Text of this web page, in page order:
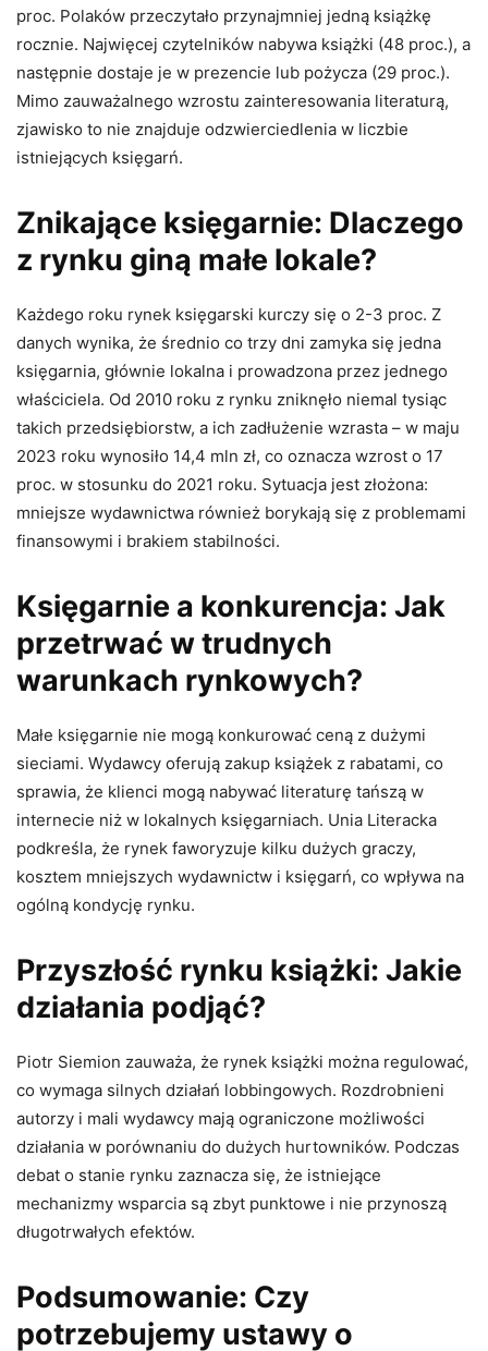
proc. Polaków przeczytało przynajmniej jedną książkę
rocznie. Najwięcej czytelników nabywa książki (48 proc.), a
następnie dostaje je w prezencie lub pożycza (29 proc.).
Mimo zauważalnego wzrostu zainteresowania literaturą,
zjawisko to nie znajduje odzwierciedlenia w liczbie
istniejących księgarń.
Znikające księgarnie: Dlaczego
z rynku giną małe lokale?
Każdego roku rynek księgarski kurczy się o 2-3 proc. Z
danych wynika, że średnio co trzy dni zamyka się jedna
księgarnia, głównie lokalna i prowadzona przez jednego
właściciela. Od 2010 roku z rynku zniknęło niemal tysiąc
takich przedsiębiorstw, a ich zadłużenie wzrasta – w maju
2023 roku wynosiło 14,4 mln zł, co oznacza wzrost o 17
proc. w stosunku do 2021 roku. Sytuacja jest złożona:
mniejsze wydawnictwa również borykają się z problemami
finansowymi i brakiem stabilności.
Księgarnie a konkurencja: Jak
przetrwać w trudnych
warunkach rynkowych?
Małe księgarnie nie mogą konkurować ceną z dużymi
sieciami. Wydawcy oferują zakup książek z rabatami, co
sprawia, że klienci mogą nabywać literaturę tańszą w
internecie niż w lokalnych księgarniach. Unia Literacka
podkreśla, że rynek faworyzuje kilku dużych graczy,
kosztem mniejszych wydawnictw i księgarń, co wpływa na
ogólną kondycję rynku.
Przyszłość rynku książki: Jakie
działania podjąć?
Piotr Siemion zauważa, że rynek książki można regulować,
co wymaga silnych działań lobbingowych. Rozdrobnieni
autorzy i mali wydawcy mają ograniczone możliwości
działania w porównaniu do dużych hurtowników. Podczas
debat o stanie rynku zaznacza się, że istniejące
mechanizmy wsparcia są zbyt punktowe i nie przynoszą
długotrwałych efektów.
Podsumowanie: Czy
potrzebujemy ustawy o